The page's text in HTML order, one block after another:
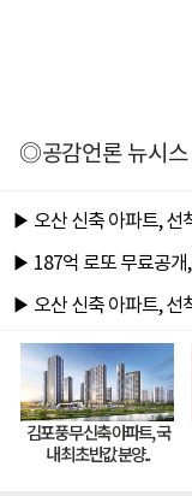
◎공감언론 뉴시스